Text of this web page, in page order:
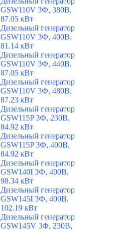
GSW110V 3Ф, 380В,
87.05 кВт
Дизельный генератор
GSW110V 3Ф, 400В,
81.14 кВт
Дизельный генератор
GSW110V 3Ф, 440В,
87.05 кВт
Дизельный генератор
GSW110V 3Ф, 480В,
87.23 кВт
Дизельный генератор
GSW115P 3Ф, 230В,
84.92 кВт
Дизельный генератор
GSW115P 3Ф, 400В,
84.92 кВт
Дизельный генератор
GSW140I 3Ф, 400В,
98.34 кВт
Дизельный генератор
GSW145I 3Ф, 400В,
102.19 кВт
Дизельный генератор
GSW145V 3Ф, 230В,